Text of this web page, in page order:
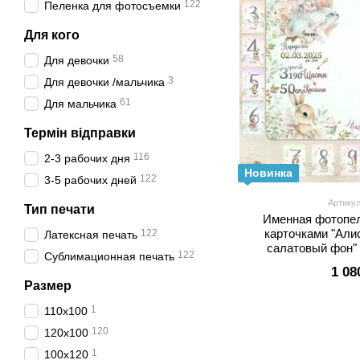
Новинка
Именная
карточками
салатовый фон"
1
Пеленка для фотосъемки 122
Для кого
Для девочки 58
Для девочки /мальчика 3
Для мальчика 61
Термін відправки
2-3 рабочих дня 116
3-5 рабочих дней 122
Тип печати
Латексная печать 122
Сублимационная печать 122
Размер
110х100 1
120х100 120
100х120 1